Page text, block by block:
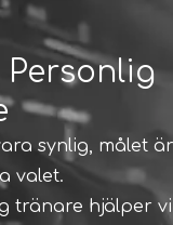
synlig, målet är
valet.
tränare hjälper vi